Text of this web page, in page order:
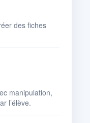
des fiches
manipulation,
l’élève.